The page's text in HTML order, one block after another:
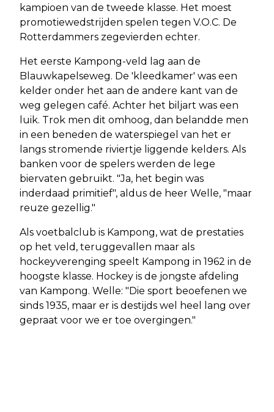
kampioen van de tweede klasse. Het moest
promotiewedstrijden spelen tegen V.O.C. De
Rotterdammers zegevierden echter.
Het eerste Kampong-veld lag aan de
Blauwkapelseweg. De 'kleedkamer' was een
kelder onder het aan de andere kant van de
weg gelegen café. Achter het biljart was een
luik. Trok men dit omhoog, dan belandde men
in een beneden de waterspiegel van het er
langs stromende riviertje liggende kelders. Als
banken voor de spelers werden de lege
biervaten gebruikt. "Ja, het begin was
inderdaad primitief", aldus de heer Welle, "maar
reuze gezellig."
Als voetbalclub is Kampong, wat de prestaties
op het veld, teruggevallen maar als
hockeyverenging speelt Kampong in 1962 in de
hoogste klasse. Hockey is de jongste afdeling
van Kampong. Welle: "Die sport beoefenen we
sinds 1935, maar er is destijds wel heel lang over
gepraat voor we er toe overgingen."